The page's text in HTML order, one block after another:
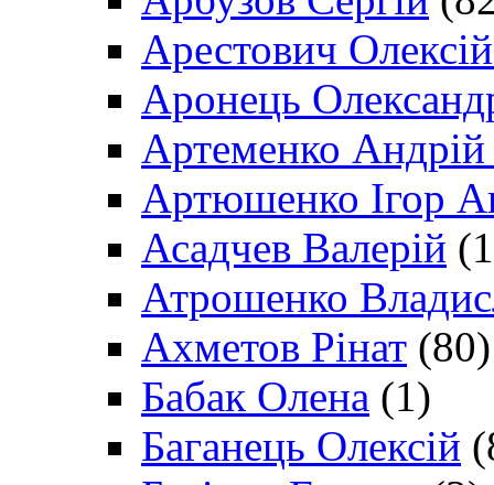
Арестович
Аронець
Артеменко Андрій
Артюшенко Ігор
Асадчев Валерій
Атрошенко
Ахметов Рінат (80)
Бабак Олена (1)
Баганець Олексій